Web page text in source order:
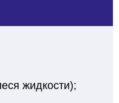
жидкости);